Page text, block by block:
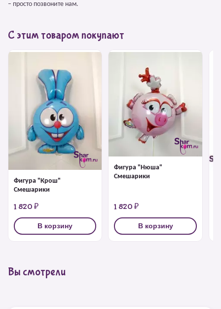
– просто позвоните нам.
С этим товаром покупают
Фигура "Крош"
Смешарики
1 820 ₽
В корзину
Фигура "Нюша"
Смешарики
1 820 ₽
В корзину
Вы смотрели